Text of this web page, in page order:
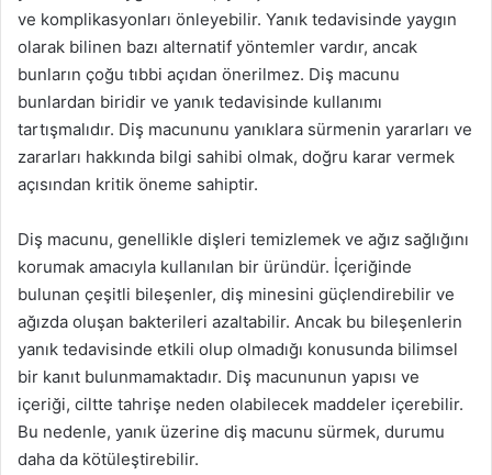
ve komplikasyonları önleyebilir. Yanık tedavisinde yaygın
olarak bilinen bazı alternatif yöntemler vardır, ancak
bunların çoğu tıbbi açıdan önerilmez. Diş macunu
bunlardan biridir ve yanık tedavisinde kullanımı
tartışmalıdır. Diş macununu yanıklara sürmenin yararları ve
zararları hakkında bilgi sahibi olmak, doğru karar vermek
açısından kritik öneme sahiptir.
Diş macunu, genellikle dişleri temizlemek ve ağız sağlığını
korumak amacıyla kullanılan bir üründür. İçeriğinde
bulunan çeşitli bileşenler, diş minesini güçlendirebilir ve
ağızda oluşan bakterileri azaltabilir. Ancak bu bileşenlerin
yanık tedavisinde etkili olup olmadığı konusunda bilimsel
bir kanıt bulunmamaktadır. Diş macununun yapısı ve
içeriği, ciltte tahrişe neden olabilecek maddeler içerebilir.
Bu nedenle, yanık üzerine diş macunu sürmek, durumu
daha da kötüleştirebilir.